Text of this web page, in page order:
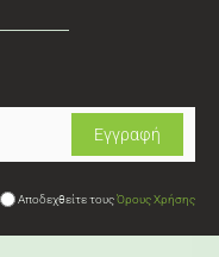
Αποδεχθείτε τουςΌρους Χρήσης